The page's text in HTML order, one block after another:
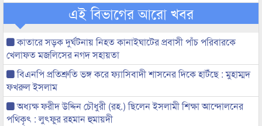
এই বিভাগের আরো খবর
কাতারে সড়ক দুর্ঘটনায় নিহত কানাইঘাটের প্রবাসী পাঁচ পরিবারকে
খেলাফত মজলিসের নগদ সহায়তা
বিএনপি প্রতিশ্রুতি ভঙ্গ করে ফ্যাসিবাদী শাসনের দিকে হাটঁছে : মুহাম্মদ
ফখরুল ইসলাম
অধ্যক্ষ ফরীদ উদ্দিন চৌধুরী (রহ.) ছিলেন ইসলামী শিক্ষা আন্দোলনের
পথিকৃৎ : লুৎফুর রহমান হুমায়দী